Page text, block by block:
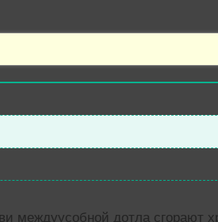
междуусобной дотла сгорают